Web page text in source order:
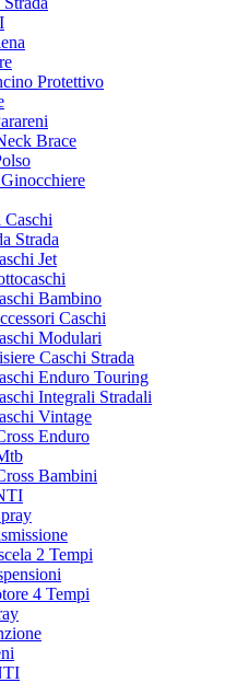
Protettivo
Brace
Strada
Jet
Bambino
Caschi
Modulari
Caschi Strada
Enduro Touring
Integrali Stradali
Vintage
Enduro
Bambini
2 Tempi
4 Tempi